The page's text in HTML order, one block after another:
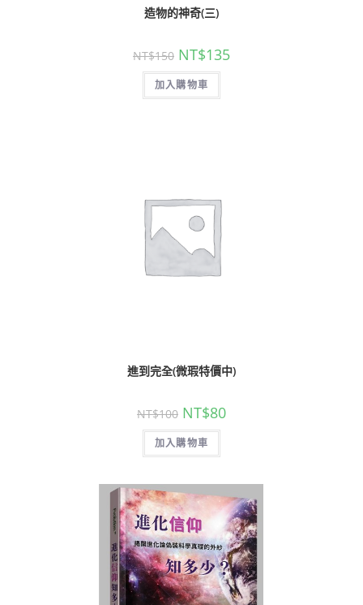
造物的神奇(三)
NT$150 NT$135
加入購物車
進到完全(微瑕特價中)
NT$100 NT$80
加入購物車